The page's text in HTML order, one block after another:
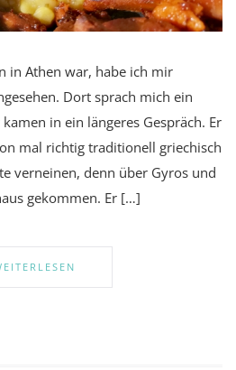
in Athen war, habe ich mir
Dort sprach mich ein
in ein längeres Gespräch. Er
mal richtig traditionell griechisch
verneinen, denn über Gyros und
gekommen. Er […]